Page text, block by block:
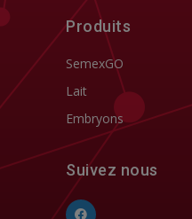
Produits
SemexGO
Lait
Embryons
Suivez nous